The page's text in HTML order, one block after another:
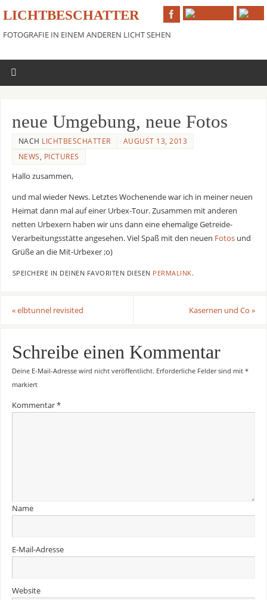
LICHTBESCHATTER
FOTOGRAFIE IN EINEM ANDEREN LICHT SEHEN
neue Umgebung, neue Fotos
NACH LICHTBESCHATTER
AUGUST 13, 2013
NEWS, PICTURES
Hallo zusammen,
und mal wieder News. Letztes Wochenende war ich in meiner neuen
Heimat dann mal auf einer Urbex-Tour. Zusammen mit anderen
netten Urbexern haben wir uns dann eine ehemalige Getreide-
Verarbeitungsstätte angesehen. Viel Spaß mit den neuen Fotosund
Grüße an die Mit-Urbexer ;o)
SPEICHERE IN DEINEN FAVORITEN DIESEN PERMALINK.
«elbtunnel revisited Kasernen und Co»
Schreibe einen Kommentar
Deine E-Mail-Adresse wird nicht veröffentlicht. Erforderliche Felder sind mit *
markiert
Kommentar*
Name
E-Mail-Adresse
Website